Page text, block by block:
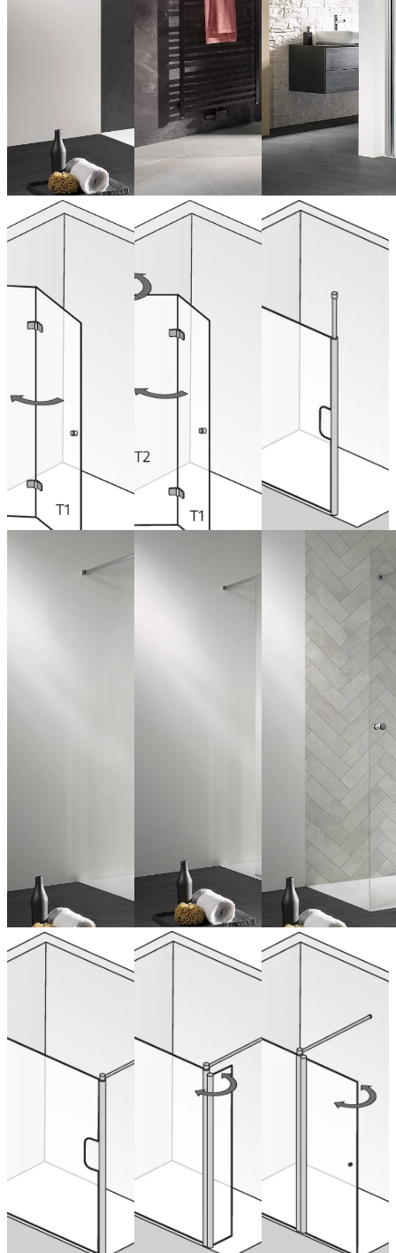
Walk In
Exklusiv 2.0
Porte
pivotante
maintenant
Walk In
Exklusiv 2.0
Porte
pivotante
pliante, 2
avec partie
Configurer
maintenant
Walk-In Easy
Comfort,
paroi frontale
Configurer
maintenant
Walk In
frontale
de 706,00 € (TVA
Walk-In Easy
1, Paroi
frontale +
élément
pivotant
incluse)
maintenant
Paroi Walk-
In Easy 2
élément de
façade avec
de 940,00 € (TVA
incluse)
Configurer